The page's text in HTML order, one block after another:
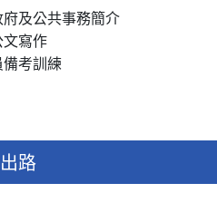
及公共事務簡介
寫作
考訓練
路